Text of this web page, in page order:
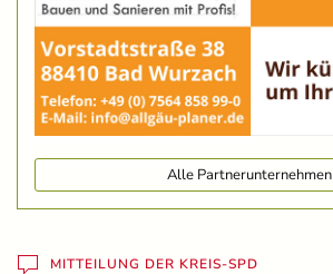
Alle Partnerunternehmen
MITTEILUNG DER KREIS-SPD